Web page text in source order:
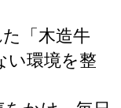
「木造牛
い環境を整